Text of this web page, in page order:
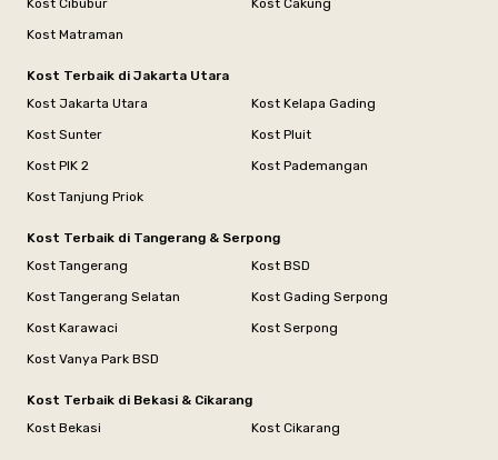
Kost Cibubur
Kost Cakung
Kost Matraman
Kost Terbaik di Jakarta Utara
Kost Jakarta Utara
Kost Kelapa Gading
Kost Sunter
Kost Pluit
Kost PIK 2
Kost Pademangan
Kost Tanjung Priok
Kost Terbaik di Tangerang & Serpong
Kost Tangerang
Kost BSD
Kost Tangerang Selatan
Kost Gading Serpong
Kost Karawaci
Kost Serpong
Kost Vanya Park BSD
Kost Terbaik di Bekasi & Cikarang
Kost Bekasi
Kost Cikarang